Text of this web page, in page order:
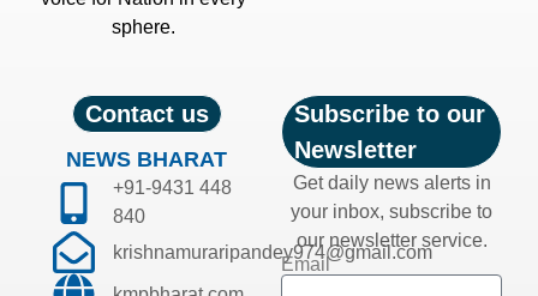
sphere.
Contact us
NEWS BHARAT
+91-9431 448
840
krishnamuraripandey974@gmail.com
Subscribe to our
Newsletter
Get daily news alerts in
your inbox, subscribe to
our newsletter service.
Email